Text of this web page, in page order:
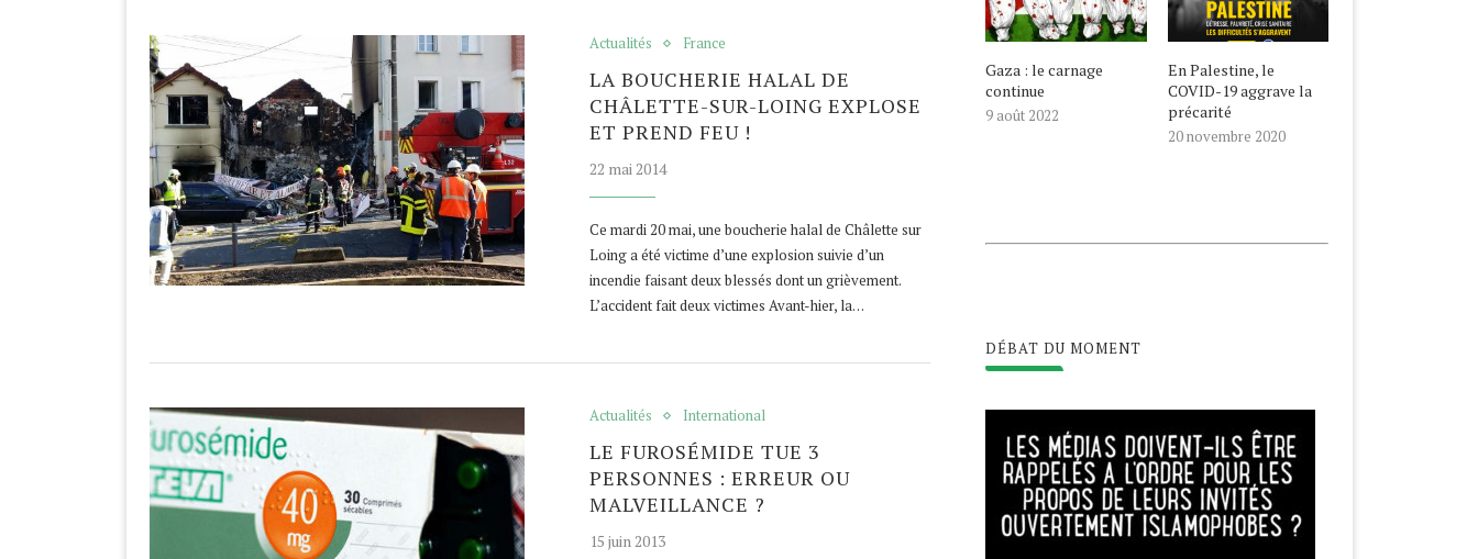
Actualités France
LA BOUCHERIE HALAL DE
CHÂLETTE-SUR-LOING EXPLOSE
ET PREND FEU !
22 mai 2014
Ce mardi 20 mai, une boucherie halal de Châlette sur
Loing a été victime d’une explosion suivie d’un
incendie faisant deux blessés dont un grièvement.
L’accident fait deux victimes Avant-hier, la…
Actualités International
LE FUROSÉMIDE TUE 3
PERSONNES : ERREUR OU
MALVEILLANCE ?
15 juin 2013
Gaza : le carnage
continue
9 août 2022
En Palestine, le
COVID-19 aggrave la
précarité
20 novembre 2020
DÉBAT DU MOMENT